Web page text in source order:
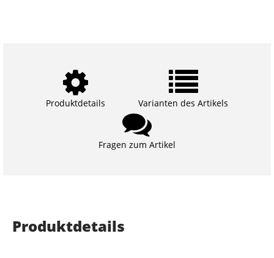
Produktdetails Varianten des Artikels
Fragen zum Artikel
Produktdetails